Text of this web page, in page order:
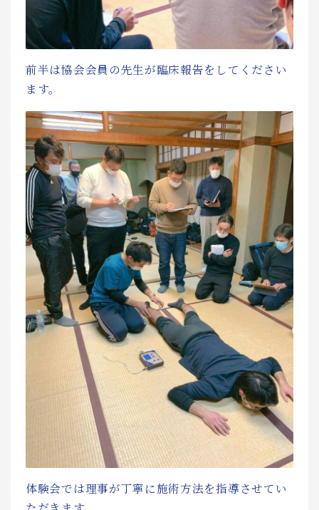
前半は協会会員の先生が臨床報告をしてください
ます。
体験会では理事が丁寧に施術方法を指導させてい